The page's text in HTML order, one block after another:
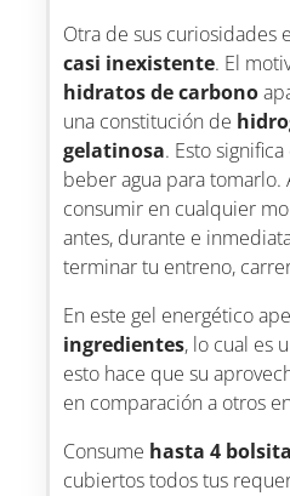
Otra de sus curiosidades
casi inexistente. El
hidratos de carbono
una constitución de
gelatinosa. Esto
beber agua para tomarlo.
consumir en cualquier
antes, durante e
terminar tu entreno,
En este gel energético
ingredientes, lo cual es
esto hace que su
en comparación a otros
Consume hasta 4
cubiertos todos tus